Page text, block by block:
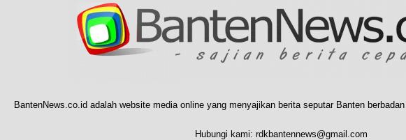
BantenNews.co.id adalah website media online yang menyajikan berita seputar Banten
Hubungi kami: rdkbantennews@gmail.com